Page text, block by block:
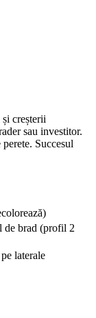
creșterii
sau investitor.
Succesul
de brad (profil 2
laterale